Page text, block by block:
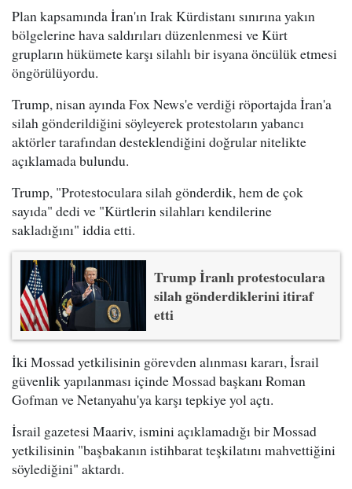
Plan kapsamında İran'ın Irak Kürdistanı sınırına yakın
bölgelerine hava saldırıları düzenlenmesi ve Kürt
grupların hükümete karşı silahlı bir isyana öncülük etmesi
öngörülüyordu.
Trump, nisan ayında Fox News'e verdiği röportajda İran'a
silah gönderildiğini söyleyerek protestoların yabancı
aktörler tarafından desteklendiğini doğrular nitelikte
açıklamada bulundu.
Trump, "Protestoculara silah gönderdik, hem de çok
sayıda" dedi ve "Kürtlerin silahları kendilerine
sakladığını" iddia etti.
Trump İranlı protestoculara
silah gönderdiklerini itiraf
etti
İki Mossad yetkilisinin görevden alınması kararı, İsrail
güvenlik yapılanması içinde Mossad başkanı Roman
Gofman ve Netanyahu'ya karşı tepkiye yol açtı.
İsrail gazetesi Maariv, ismini açıklamadığı bir Mossad
yetkilisinin "başbakanın istihbarat teşkilatını mahvettiğini
söylediğini" aktardı.